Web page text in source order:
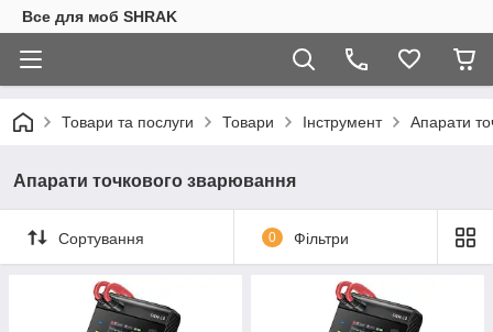
Все для моб SHRAK
Товари та послуги Товари Інструмент Апарати
Апарати точкового зварювання
Сортування 0 Фільтри